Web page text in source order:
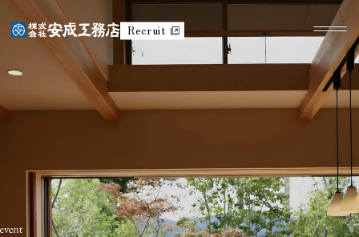
Recruit